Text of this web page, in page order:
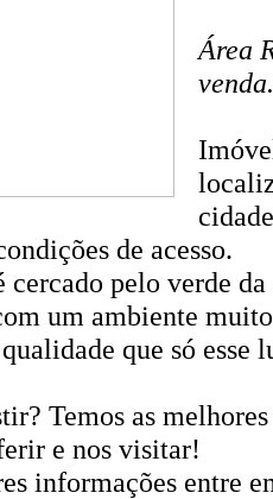
Área
de acesso.
cercado pelo verde
um ambiente
que só esse
Temos as
e nos visitar!
informações entre